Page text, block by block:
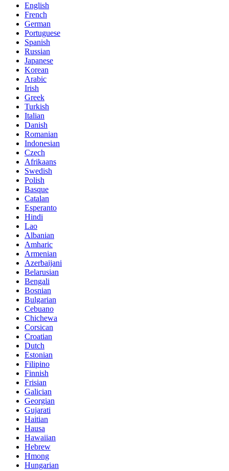
English
French
German
Portuguese
Spanish
Russian
Japanese
Korean
Arabic
Irish
Greek
Turkish
Italian
Danish
Romanian
Indonesian
Czech
Afrikaans
Swedish
Polish
Basque
Catalan
Esperanto
Hindi
Lao
Albanian
Amharic
Armenian
Azerbaijani
Belarusian
Bengali
Bosnian
Bulgarian
Cebuano
Chichewa
Corsican
Croatian
Dutch
Estonian
Filipino
Finnish
Frisian
Galician
Georgian
Gujarati
Haitian
Hausa
Hawaiian
Hebrew
Hmong
Hungarian